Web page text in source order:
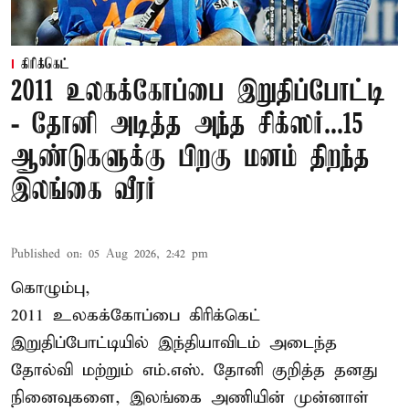
கிரிக்கெட்
2011 உலகக்கோப்பை இறுதிப்போட்டி
- தோனி அடித்த அந்த சிக்ஸர்...15
ஆண்டுகளுக்கு பிறகு மனம் திறந்த
இலங்கை வீரர்
Published on: 05 Aug 2026, 2:42 pm
கொழும்பு,
2011 உலகக்கோப்பை கிரிக்கெட்
இறுதிப்போட்டியில் இந்தியாவிடம் அடைந்த
தோல்வி மற்றும் எம்.எஸ். தோனி குறித்த தனது
நினைவுகளை, இலங்கை அணியின் முன்னாள்